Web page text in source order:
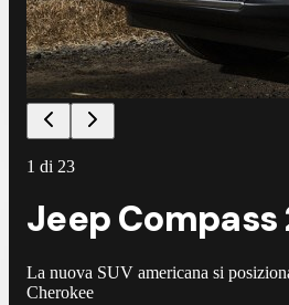
1 di 23
Jeep Compass
La nuova SUV americana si
Cherokee